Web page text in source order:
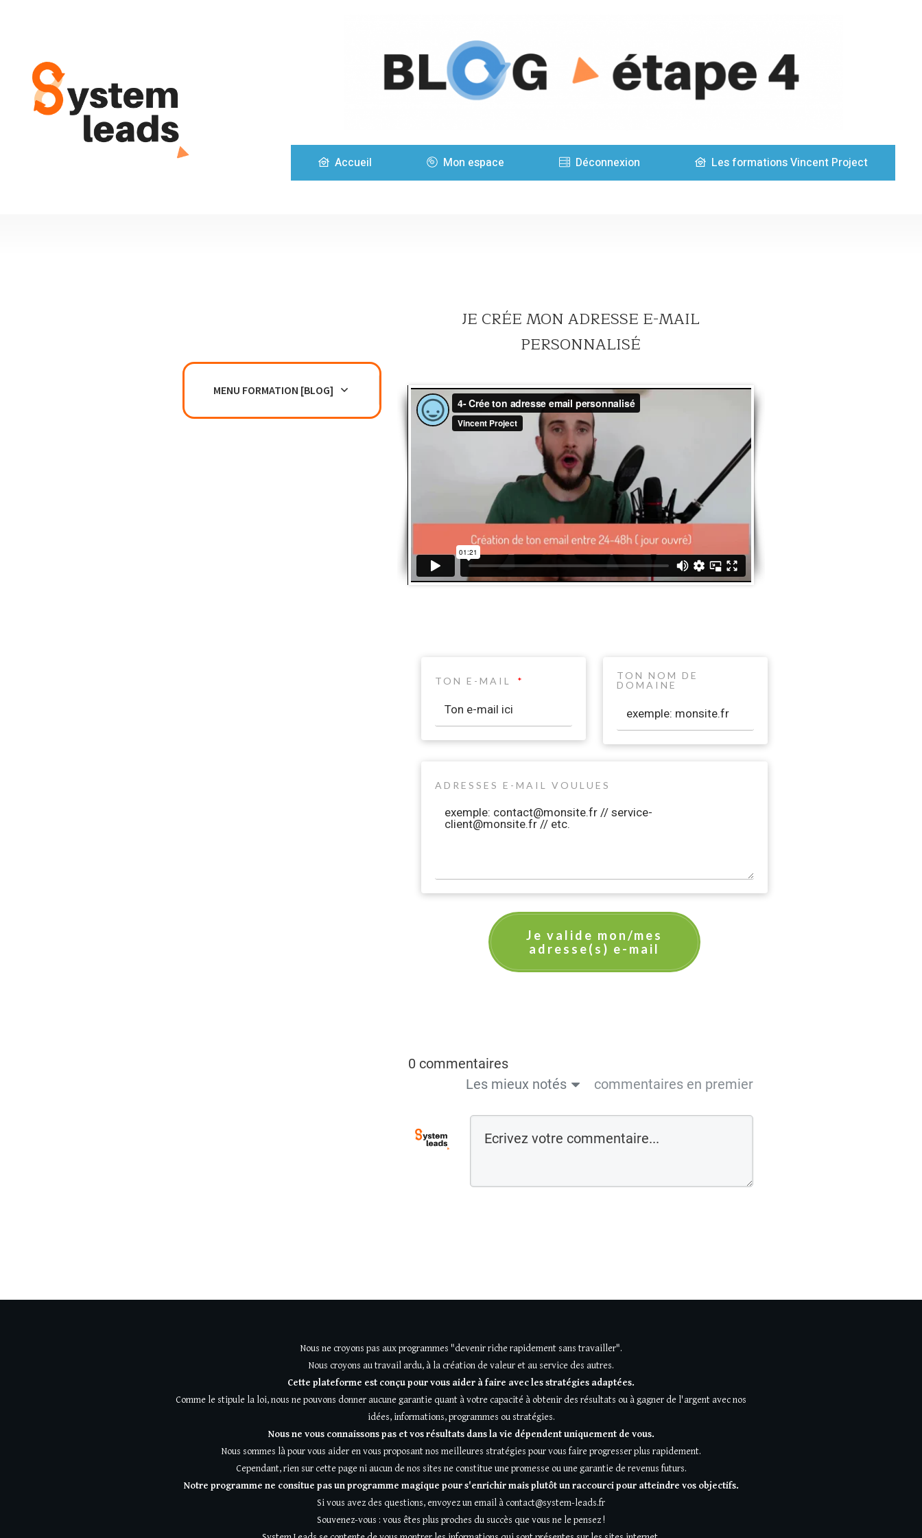
Accueil Mon espace Déconnexion Les formations Vincent Project
MENU FORMATION [BLOG]
JE CRÉE MON ADRESSE E-MAIL
PERSONNALISÉ
TON E-MAIL
TON NOM DE
DOMAINE
ADRESSES E-MAIL VOULUES
Je valide mon/mes
adresse(s) e-mail
0 commentaires
Les mieux notés
commentaires en premier
Nous ne croyons pas aux programmes "devenir riche rapidement sans travailler".
Nous croyons au travail ardu, à la création de valeur et au service des autres.
Cette plateforme est conçu pour vous aider à faire avec les stratégies adaptées.
Comme le stipule la loi, nous ne pouvons donner aucune garantie quant à votre capacité à obtenir des résultats ou à gagner de l'argent avec nos
idées, informations, programmes ou stratégies.
Nous ne vous connaissons pas et vos résultats dans la vie dépendent uniquement de vous.
Nous sommes là pour vous aider en vous proposant nos meilleures stratégies pour vous faire progresser plus rapidement.
Cependant, rien sur cette page ni aucun de nos sites ne constitue une promesse ou une garantie de revenus futurs.
Notre programme ne consitue pas un programme magique pour s'enrichir mais plutôt un raccourci pour atteindre vos objectifs.
Si vous avez des questions, envoyez un email à contact@system-leads.fr
Souvenez-vous : vous êtes plus proches du succès que vous ne le pensez !